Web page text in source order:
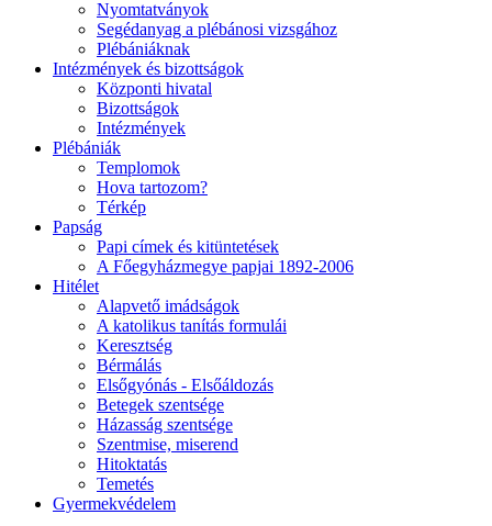
Nyomtatványok
Segédanyag a plébánosi vizsgához
Plébániáknak
Intézmények és bizottságok
Központi hivatal
Bizottságok
Intézmények
Plébániák
Templomok
Hova tartozom?
Térkép
Papság
Papi címek és kitüntetések
A Főegyházmegye papjai 1892-2006
Hitélet
Alapvető imádságok
A katolikus tanítás formulái
Keresztség
Bérmálás
Elsőgyónás - Elsőáldozás
Betegek szentsége
Házasság szentsége
Szentmise, miserend
Hitoktatás
Temetés
Gyermekvédelem